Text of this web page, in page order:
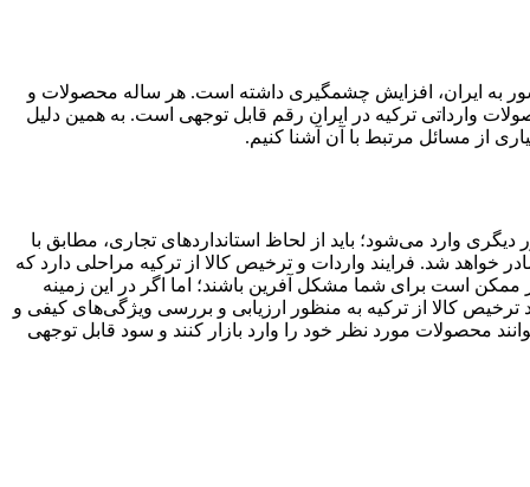
به ایران، افزایش چشمگیری داشته است. هر ساله محصولات و
وارداتی ترکیه در ایران رقم قابل توجهی است. به همین دلیل
از مسائل مرتبط با آن آشنا کنیم.
وارد می‌شود؛ باید از لحاظ استانداردهای تجاری، مطابق با
خواهد شد. فرایند واردات و ترخیص کالا از ترکیه مراحلی دارد که
ممکن است برای شما مشکل آفرین باشند؛ اما اگر در این زمینه
ترخیص کالا از ترکیه به منظور ارزیابی و بررسی ویژگی‌های کیفی و
محصولات مورد نظر خود را وارد بازار کنند و سود قابل توجهی